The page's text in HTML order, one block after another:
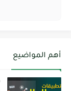
أهم المواضيع